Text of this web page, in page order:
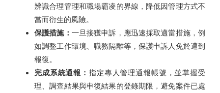
辨識合理管理和職場霸凌的界線，降低因管理方式不
當而衍生的風險。
保護措施： 一旦接獲申訴，應迅速採取適當措施，例
如調整工作環境、職務隔離等，保護申訴人免於遭到
報復。
完成系統通報： 指定專人管理通報帳號，並掌握受
理、調查結果與申復結果的登錄期限，避免案件已處